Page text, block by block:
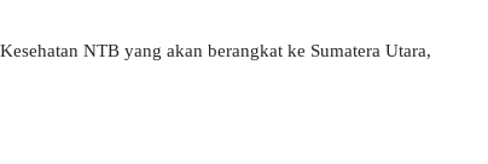
NTB yang akan berangkat ke Sumatera Utara,